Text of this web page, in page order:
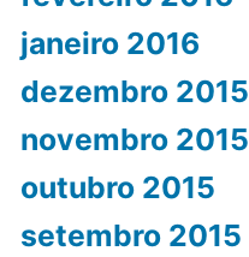
janeiro 2016
dezembro 2015
novembro 2015
outubro 2015
setembro 2015